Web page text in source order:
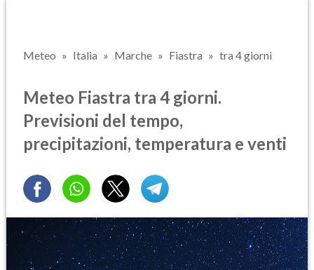
Meteo Italia Marche Fiastra tra 4 giorni
Meteo Fiastra tra 4 giorni.
Previsioni del tempo,
precipitazioni, temperatura e venti